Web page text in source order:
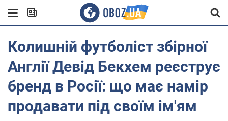
Колишній футболіст збірної
Англії Девід Бекхем реєструє
бренд в Росії: що має намір
продавати під своїм ім'ям